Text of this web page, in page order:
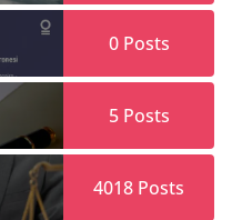
0Posts
5Posts
4018 Posts